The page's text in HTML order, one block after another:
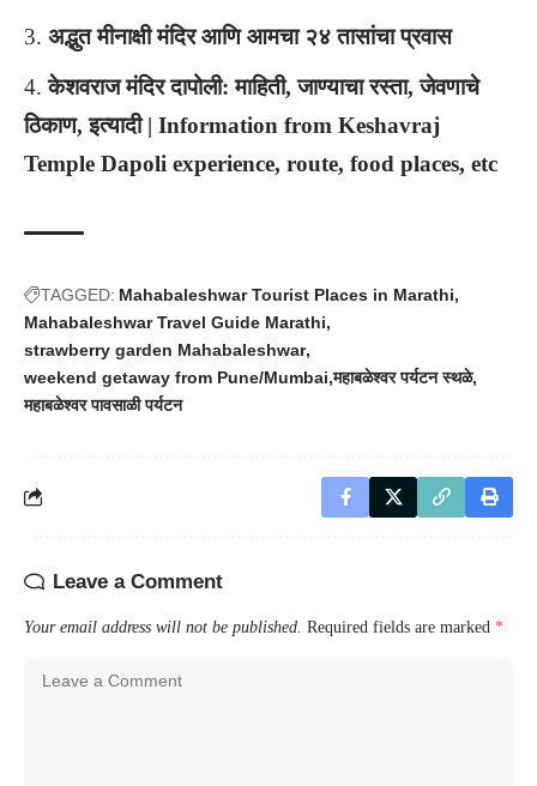
अद्भुत मीनाक्षी मंदिर आणि आमचा २४ तासांचा प्रवास
केशवराज मंदिर दापोली: माहिती, जाण्याचा रस्ता, जेवणाचे
ठिकाण, इत्यादी | Information from Keshavraj
Temple Dapoli experience, route, food places, etc
TAGGED: Mahabaleshwar Tourist Places in Marathi
Mahabaleshwar Travel Guide Marathi
strawberry garden Mahabaleshwar
weekend getaway from Pune/Mumbai महाबळेश्वर पर्यटन स्थळे
महाबळेश्वर पावसाळी पर्यटन
Leave a Comment
Your email address will not be published. Required fields are marked *